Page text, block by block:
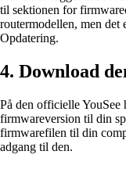
til sektionen for
routermodellen, men det
Opdatering.
4. Download
På den officielle YouSee
firmwareversion til din
firmwarefilen til din
adgang til den.